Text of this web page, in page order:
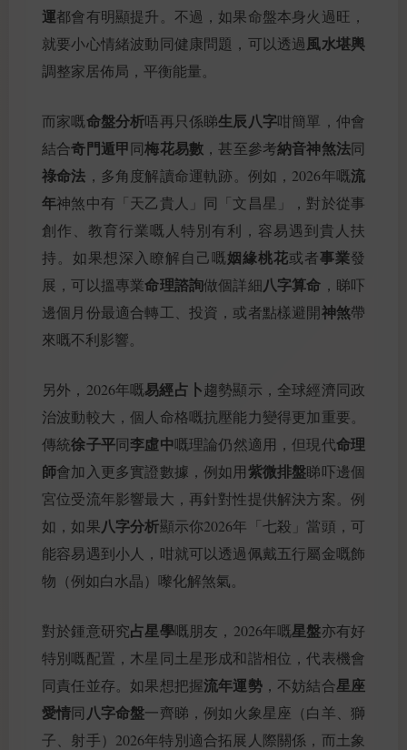
運都會有明顯提升。不過，如果命盤本身火過旺，
就要小心情緒波動同健康問題，可以透過風水堪輿
調整家居佈局，平衡能量。
而家嘅命盤分析唔再只係睇生辰八字咁簡單，仲會
結合奇門遁甲同梅花易數 ，甚至參考納音神煞法同
祿命法 ，多角度解讀命運軌跡。例如，2026年嘅流
年神煞中有「天乙貴人」同「文昌星」，對於從事
創作、教育行業嘅人特別有利，容易遇到貴人扶
持。如果想深入瞭解自己嘅姻緣桃花或者事業發
展，可以搵專業命理諮詢做個詳細八字算命 ，睇吓
邊個月份最適合轉工、投資，或者點樣避開神煞帶
來嘅不利影響。
另外，2026年嘅易經占卜趨勢顯示，全球經濟同政
治波動較大，個人命格嘅抗壓能力變得更加重要。
傳統徐子平同李虛中嘅理論仍然適用，但現代命理
師會加入更多實證數據，例如用紫微排盤睇吓邊個
宮位受流年影響最大，再針對性提供解決方案。例
如，如果八字分析顯示你2026年「七殺」當頭，可
能容易遇到小人，咁就可以透過佩戴五行屬金嘅飾
物（例如白水晶）嚟化解煞氣。
對於鍾意研究占星學嘅朋友，2026年嘅星盤亦有好
特別嘅配置，木星同土星形成和諧相位，代表機會
同責任並存。如果想把握流年運勢，不妨結合星座
愛情同 八字命盤一齊睇，例如火象星座（白羊、獅
子、射手）2026年特別適合拓展人際關係，而土象